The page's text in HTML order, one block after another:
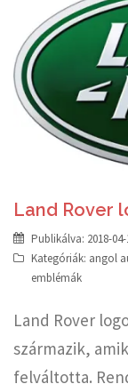
Land Rover
Publikálva: 2018-
Kategóriák: angol
emblémák
Land Rover
származik,
felváltotta.